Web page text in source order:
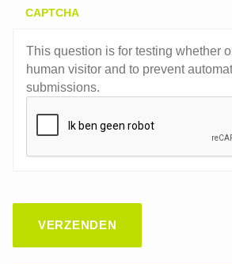
CAPTCHA
This question is for testing whether
human visitor and to prevent
submissions.